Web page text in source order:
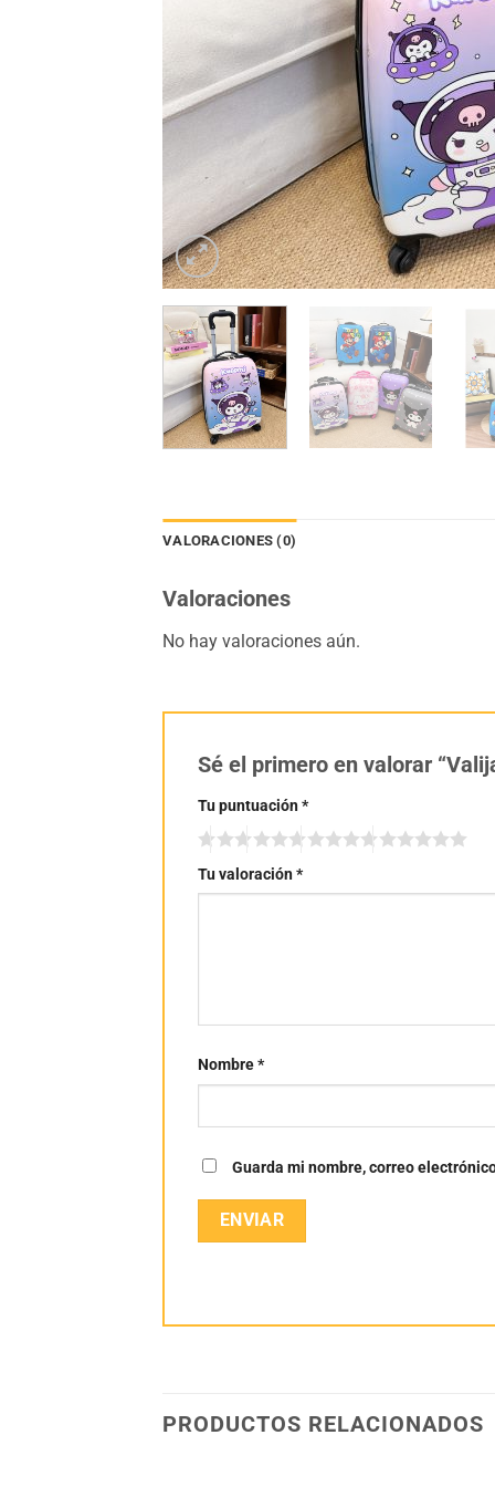
VALORACIONES (0)
Valoraciones
No hay valoraciones aún.
Sé el primero en valorar
Tu puntuación*
Tu valoración*
Nombre*
Guarda mi nombre, correo
PRODUCTOS RELACIONADOS